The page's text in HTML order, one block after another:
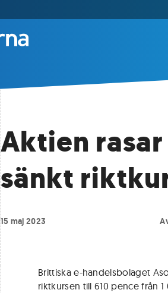
Aktien
sänkt
15 maj 2023
Brittiska e-handelsbolaget
riktkursen till 610 pence från